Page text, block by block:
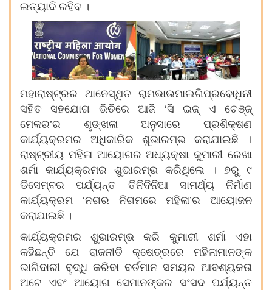
ଇତ୍ୟାଦି ରହିବ ।
ମହାରାଷ୍ଟ୍ରର ଥାନେସ୍ଥିତ ରାମଭାଉମାଲଗିପ୍ରବୋଧିନୀ
ସହିତ ସହଯୋଗ ଭିତିରେ ଆଜି ‘ସି ଇଜ୍ ଏ ଚେଞ୍ଜ୍
ମେକର’ର ଶୃଙ୍ଖଳା ଅନୁସାରେ ପ୍ରଶିକ୍ଷଣ
କାର୍ଯ୍ୟକ୍ରମର ଅଧିକାରିକ ଶୁଭାରମ୍ଭ କରାଯାଇଛି ।
ରାଷ୍ଟ୍ରୀୟ ମହିଳା ଆୟୋଗର ଅଧ୍ୟକ୍ଷା କୁମାରୀ ରେଖା
ଶର୍ମା କାର୍ଯ୍ୟକ୍ରମର ଶୁଭାରମ୍ଭ କରିଥିଲେ । ୭ରୁ ୯
ଡିସେମ୍ବର ପର୍ଯ୍ୟନ୍ତ ତିନିଦିନିଆ ସାମର୍ଥ୍ୟ ନିର୍ମାଣ
କାର୍ଯ୍ୟକ୍ରମ ‘ନଗର ନିଗମରେ ମହିଳା’ର ଆୟୋଜନ
କରାଯାଇଛି ।
କାର୍ଯ୍ୟକ୍ରମର ଶୁଭାରମ୍ଭ କରି କୁମାରୀ ଶର୍ମା ଏହା
କହିଛନ୍ତି ଯେ ରାଜନୀତି କ୍ଷେତ୍ରରେ ମହିଳାମାନଙ୍କ
ଭାଗିଦାରୀ ବୃଦ୍ଧି କରିବା ବର୍ତମାନ ସମୟର ଆବଶ୍ୟକତା
ଅଟେ ଏବଂ ଆୟୋଗ ସେମାନଙ୍କର ସଂସଦ ପର୍ଯ୍ୟନ୍ତ